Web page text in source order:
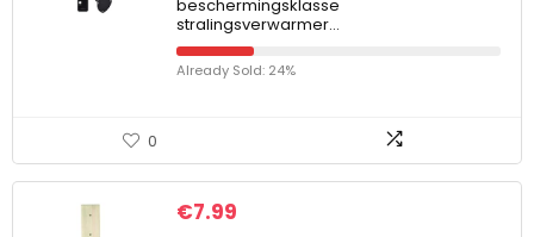
beschermingsklasse
stralingsverwarmer…
Already Sold: 24%
0
€7.99